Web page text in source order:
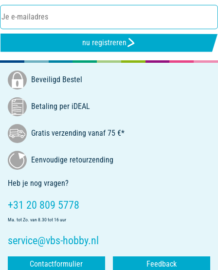
nu registreren
Beveiligd Bestel
Betaling per iDEAL
Gratis verzending vanaf 75 €*
Eenvoudige retourzending
Heb je nog vragen?
+31 20 809 5778
Ma. tot Zo. van 8.30 tot 16 uur
service@vbs-hobby.nl
Contactformulier Feedback